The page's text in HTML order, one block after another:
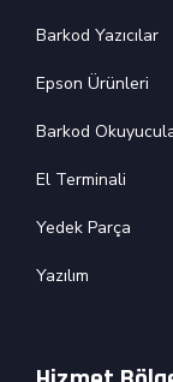
Barkod Yazıcılar
Epson Ürünleri
Barkod
El Terminali
Yedek Parça
Yazılım